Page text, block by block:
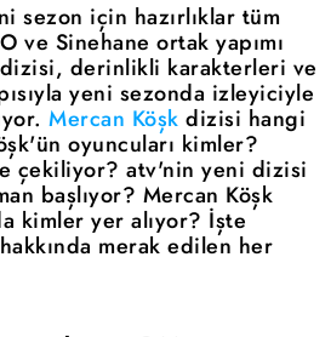
sezon için hazırlıklar tüm
ve Sinehane ortak yapımı
derinlikli karakterleri ve
yeni sezonda izleyiciyle
Mercan Köşk dizisi hangi
oyuncuları kimler?
çekiliyor? atv'nin yeni dizisi
başlıyor? Mercan Köşk
kimler yer alıyor? İşte
merak edilen her